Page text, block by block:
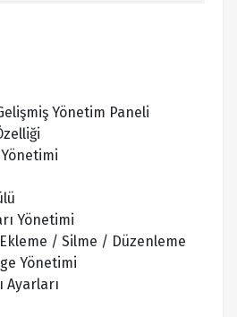
Yönetim Paneli
Yönetimi
Ekleme / Silme / Düzenleme
Yönetimi
Ayarları